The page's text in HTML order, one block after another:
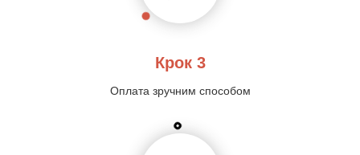
Крок 3
Оплата зручним способом